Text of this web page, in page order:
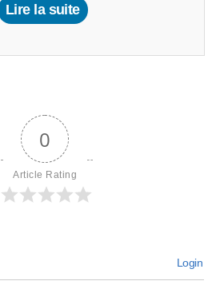
Lire la suite
0
Article Rating
Login